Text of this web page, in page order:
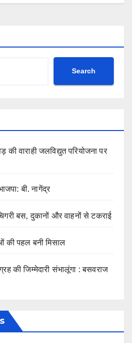
Search
की वाराही जलविद्युत परियोजना पर
बी. नागेंद्र
बस, दुकानों और वाहनों से टकराई
की पहल बनी मिसाल
की जिम्मेदारी संभालूंगा : बसवराज